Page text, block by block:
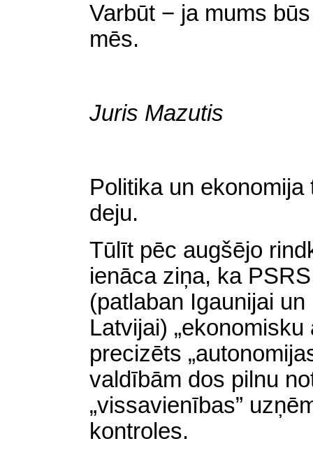
Varbūt − ja mums
mēs.
Juris Mazutis
Politika un
deju.
Tūlīt pēc augšējo
ienāca ziņa, ka
(patlaban Igaunijai
Latvijai)
precizēts
valdībām dos pilnu
„vissavienības”
kontroles.